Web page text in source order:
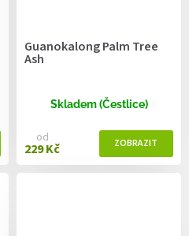
Guanokalong Palm Tree
Ash
Skladem (Čestlice)
od
229 Kč